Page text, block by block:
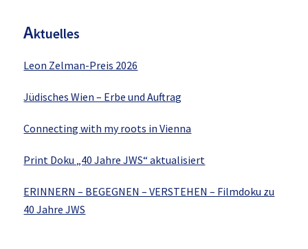
Aktuelles
Leon Zelman-Preis 2026
Jüdisches Wien – Erbe und Auftrag
Connecting with my roots in Vienna
Print Doku „40 Jahre JWS“ aktualisiert
ERINNERN – BEGEGNEN – VERSTEHEN – Filmdoku zu
40 Jahre JWS